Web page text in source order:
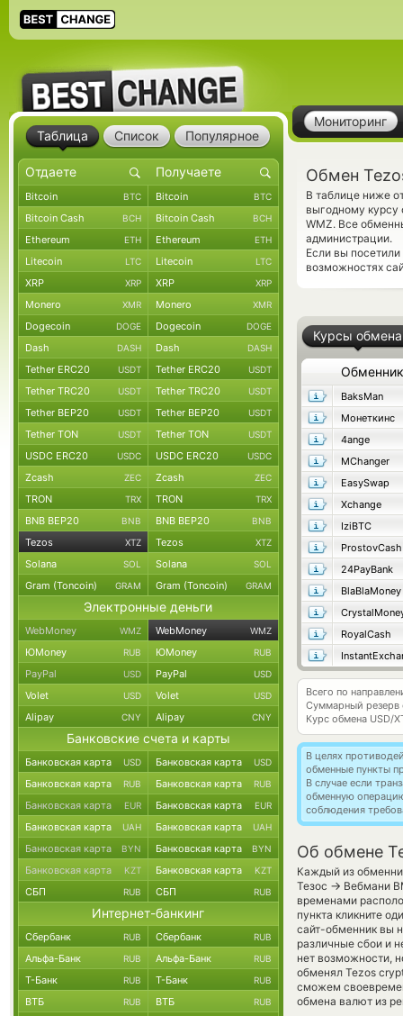
Мониторинг
Обмен
В таблице ниже
выгодному
WMZ. Все
администрации.
Если вы
возможностях
Курсы обмена
Обменник
BaksMan
Монеткинс
4ange
MChanger
EasySwap
Xchange
IziBTC
ProstovCash
24PayBank
BlaBlaMoney
RoyalCash
Всего по
Суммарный резерв
Курс обмена USD/
В целях
обменные пункты
В случае если
обменную
соблюдения
Об обмене
Каждый из
Тезос → Вебмани
временами
пункта кликните
сайт-обменник вы
различные сбои и
нет возможности,
обменял Tezos
сможем
обмена валют из
Таблица Список Популярное
Bitcoin BTC Bitcoin BTC
Bitcoin Cash BCH Bitcoin Cash BCH
Ethereum ETH Ethereum ETH
Litecoin LTC Litecoin LTC
XRP XRP XRP XRP
Monero XMR Monero XMR
Dogecoin DOGE Dogecoin DOGE
Dash DASH Dash DASH
Tether ERC20 USDT Tether ERC20 USDT
Tether TRC20 USDT Tether TRC20 USDT
Tether BEP20 USDT Tether BEP20 USDT
Tether TON USDT Tether TON USDT
USDC ERC20 USDC USDC ERC20 USDC
Zcash ZEC Zcash ZEC
TRON TRX TRON TRX
BNB BEP20 BNB BNB BEP20 BNB
Tezos XTZ Tezos XTZ
Solana SOL Solana SOL
Gram (Toncoin) GRAM Gram (Toncoin) GRAM
Электронные деньги
WebMoney WMZ WebMoney WMZ
ЮMoney RUB ЮMoney RUB
PayPal USD PayPal USD
Volet USD Volet USD
Alipay CNY Alipay CNY
Банковские счета и карты
Банковская карта USD Банковская карта USD
Банковская карта RUB Банковская карта RUB
Банковская карта EUR Банковская карта EUR
Банковская карта UAH Банковская карта UAH
Банковская карта BYN Банковская карта BYN
Банковская карта KZT Банковская карта KZT
СБП RUB СБП RUB
Интернет-банкинг
Сбербанк RUB Сбербанк RUB
Альфа-Банк RUB Альфа-Банк RUB
Т-Банк RUB Т-Банк RUB
ВТБ RUB ВТБ RUB